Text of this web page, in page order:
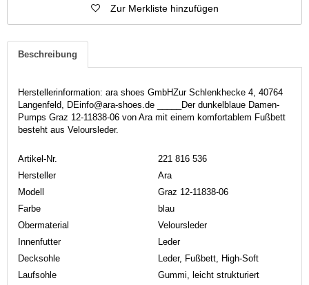
Zur Merkliste hinzufügen
Beschreibung
Herstellerinformation: ara shoes GmbHZur Schlenkhecke 4, 40764
Langenfeld, DEinfo@ara-shoes.de _____Der dunkelblaue Damen-
Pumps Graz 12-11838-06 von Ara mit einem komfortablem Fußbett
besteht aus Veloursleder.
Artikel-Nr.
221 816 536
Hersteller
Ara
Modell
Graz 12-11838-06
Farbe
blau
Obermaterial
Veloursleder
Innenfutter
Leder
Decksohle
Leder, Fußbett, High-Soft
Laufsohle
Gummi, leicht strukturiert